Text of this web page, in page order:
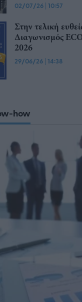
02/07/26 | 10:57
Στην τελική
Διαγωνισμός
2026
29/06/26 | 14:38
how